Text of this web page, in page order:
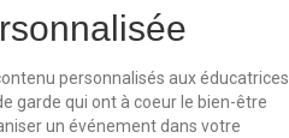
personnalisés aux éducatrices
garde qui ont à coeur le bien-être
un événement dans votre